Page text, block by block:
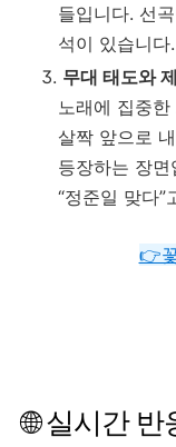
들입니다. 선
석이 있습니다.
무대 태도와
노래에 집중한
살짝 앞으로
등장하는 장면
“정준일 맞다”
👉
🌐실시간 반